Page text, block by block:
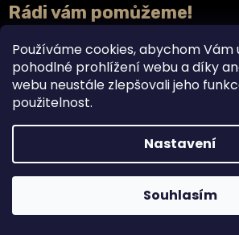
Používáme cookies, abychom Vám
pohodlné prohlížení webu a díky
webu neustále zlepšovali jeho
použitelnost.
Nastavení
Souhlasím
Doplňky stravy právě teď v akci 2+1
Krásné prázdniny! 🌿☀️
Rádi vám pomůžeme!
603 958 052
info@bylinca.cz